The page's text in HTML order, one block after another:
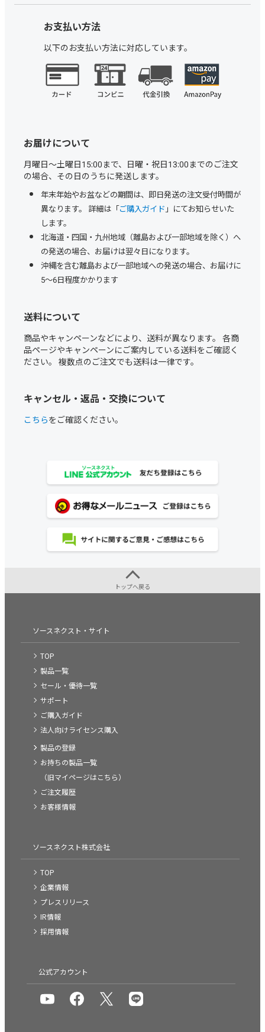
お支払い方法
以下のお支払い方法に対応しています。
お届けについて
月曜日～土曜日15:00まで、日曜・祝日13:00までのご注文
の場合、その日のうちに発送します。
年末年始やお盆などの期間は、即日発送の注文受付時間が
異なります。 詳細は「ご購入ガイド 」にてお知らせいた
します。
北海道・四国・九州地域（離島および一部地域を除く）へ
の発送の場合、お届けは翌々日になります。
沖縄を含む離島および一部地域への発送の場合、お届けに
5～6日程度かかります
送料について
商品やキャンペーンなどにより、送料が異なります。 各商
品ページやキャンペーンにご案内している送料をご確認く
ださい。 複数点のご注文でも送料は一律です。
キャンセル・返品・交換について
こちらをご確認ください。
トップへ戻る
ソースネクスト・サイト
TOP
製品一覧
セール・優待一覧
サポート
ご購入ガイド
法人向けライセンス購入
製品の登録
お持ちの製品一覧
（旧マイページはこちら）
ご注文履歴
お客様情報
ソースネクスト株式会社
TOP
企業情報
プレスリリース
IR情報
採用情報
公式アカウント